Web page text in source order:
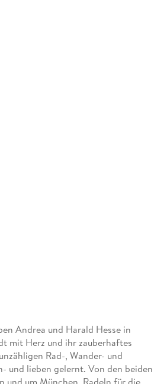
Andrea und Harald Hesse in
mit Herz und ihr zauberhaftes
Rad-, Wander- und
und lieben gelernt. Von den beiden